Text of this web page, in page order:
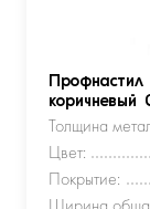
коричневый
Толщина
Цвет:
Покрытие: